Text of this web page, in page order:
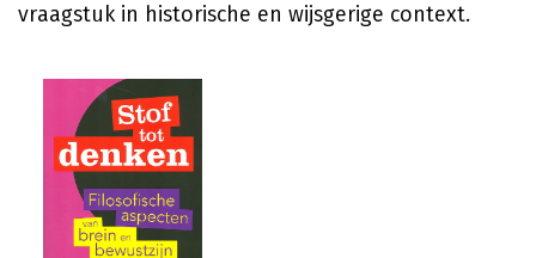
vraagstuk in historische en wijsgerige context.